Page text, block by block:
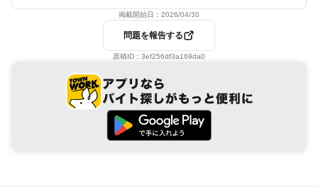
掲載開始日： 2026/04/30
問題を報告する
原稿ID： 3ef256df3a169da0